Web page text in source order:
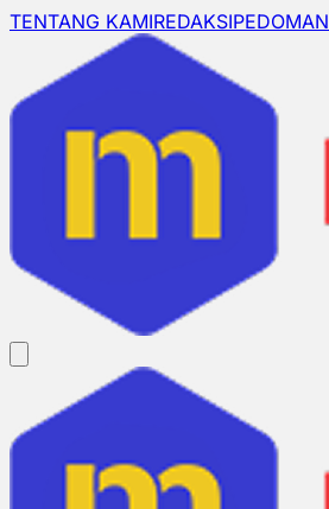
TENTANG KAMIREDAKSIPEDOMAN